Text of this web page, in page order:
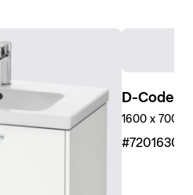
D-Code
1600 x 700